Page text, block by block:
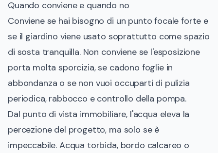
Quando conviene e quando no
Conviene se hai bisogno di un punto focale forte e
se il giardino viene usato soprattutto come spazio
di sosta tranquilla. Non conviene se l'esposizione
porta molta sporcizia, se cadono foglie in
abbondanza o se non vuoi occuparti di pulizia
periodica, rabbocco e controllo della pompa.
Dal punto di vista immobiliare, l'acqua eleva la
percezione del progetto, ma solo se è
impeccabile. Acqua torbida, bordo calcareo o